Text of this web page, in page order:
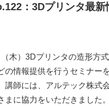
：3Dプリンタ最新
木）3Dプリンタの造形方
の情報提供を行うセミナー
講師には、アルテック株式
まに協力をいただきました。